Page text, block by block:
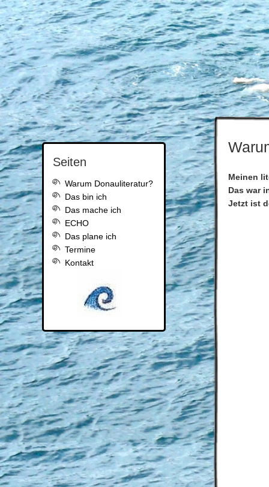
Seiten
Warum Donauliteratur?
Das bin ich
Das mache ich
ECHO
Das plane ich
Termine
Kontakt
Meinen
Das war
Jetzt ist